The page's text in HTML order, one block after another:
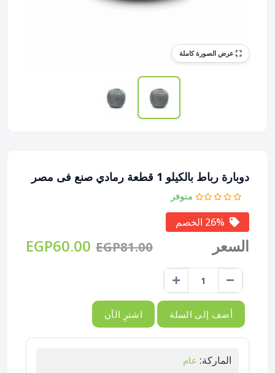
دوبارة رباط بالكيلو 1 قطعة رمادي صنع فى مصر
متوفر
السعر EGP81.00
EGP60.00
أضف إلى السلة اشترِ الآن
الماركة: عام